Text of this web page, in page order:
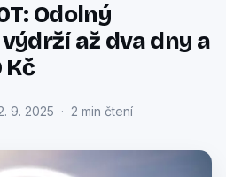
Odolný
až dva dny a
Kč
9. 2025 · 2 min čtení